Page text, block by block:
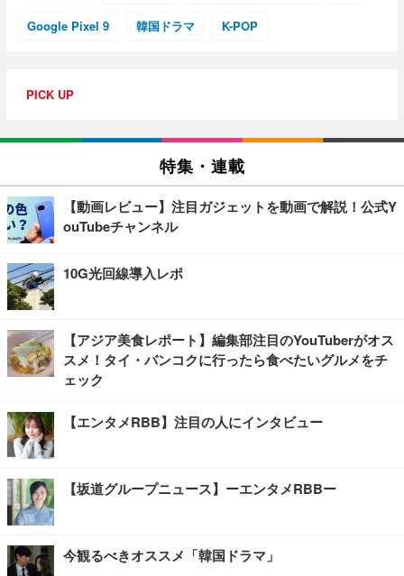
Google Pixel 9 韓国ドラマ K-POP
PICK UP
特集・連載
【動画レビュー】注目ガジェットを動画で解説！公式Y
ouTubeチャンネル
10G光回線導入レポ
【アジア美食レポート】編集部注目のYouTuberがオス
スメ！タイ・バンコクに行ったら食べたいグルメをチ
ェック
【エンタメRBB】注目の人にインタビュー
【坂道グループニュース】ーエンタメRBBー
今観るべきオススメ「韓国ドラマ」